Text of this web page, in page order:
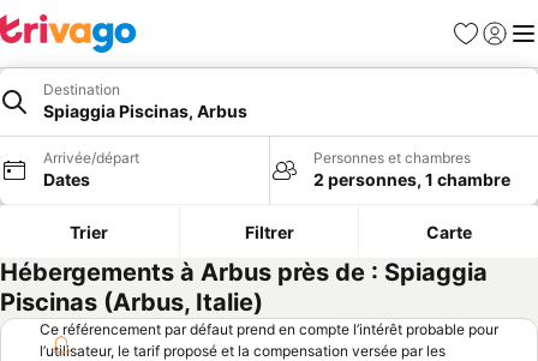
Favoris
Se
Destination
Spiaggia Piscinas, Arbus
Arrivée/départ
Dates
Personnes et chambres
2 personnes, 1 chambre
Trier Filtrer Carte
Hébergements à Arbus près de : Spiaggia
Piscinas (Arbus, Italie)
Ce référencement par défaut prend en compte l’intérêt probable pour
l’utilisateur, le tarif proposé et la compensation versée par les